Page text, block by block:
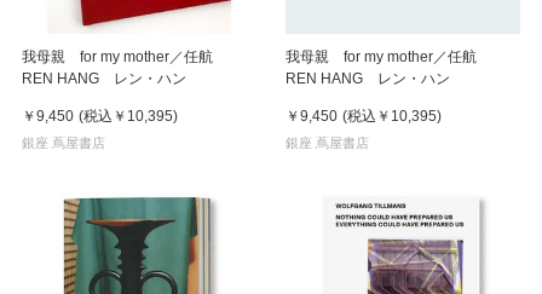
我母親 for my mother／任航
REN HANG レン・ハン
￥9,450 (税込 ￥10,395)
銀座 蔦屋書店
我母親 for my mother／任航
REN HANG レン・ハン
￥9,450 (税込 ￥10,395)
銀座 蔦屋書店